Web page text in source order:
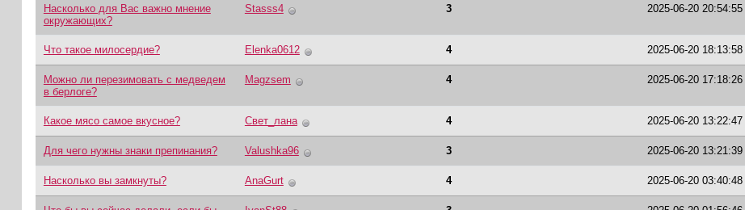
Насколько для Вас важно мнение
окружающих?
Stasss4 3 2025-06-20 20:54:55
Что такое милосердие? Elenka0612 4 2025-06-20 18:13:58
Можно ли перезимовать с медведем
в берлоге?
Magzsem 4 2025-06-20 17:18:26
Какое мясо самое вкусное? Свет_лана 4 2025-06-20 13:22:47
Для чего нужны знаки препинания? Valushka96 3 2025-06-20 13:21:39
Насколько вы замкнуты? AnaGurt 4 2025-06-20 03:40:48